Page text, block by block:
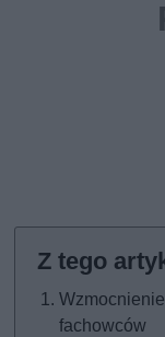
fachowców